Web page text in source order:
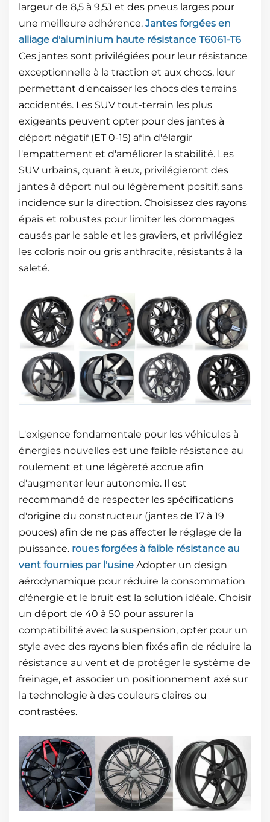
largeur de 8,5 à 9,5J et des pneus larges pour
une meilleure adhérence. Jantes forgées en
alliage d'aluminium haute résistance T6061-T6
Ces jantes sont privilégiées pour leur résistance
exceptionnelle à la traction et aux chocs, leur
permettant d'encaisser les chocs des terrains
accidentés. Les SUV tout-terrain les plus
exigeants peuvent opter pour des jantes à
déport négatif (ET 0-15) afin d'élargir
l'empattement et d'améliorer la stabilité. Les
SUV urbains, quant à eux, privilégieront des
jantes à déport nul ou légèrement positif, sans
incidence sur la direction. Choisissez des rayons
épais et robustes pour limiter les dommages
causés par le sable et les graviers, et privilégiez
les coloris noir ou gris anthracite, résistants à la
saleté.
L'exigence fondamentale pour les véhicules à
énergies nouvelles est une faible résistance au
roulement et une légèreté accrue afin
d'augmenter leur autonomie. Il est
recommandé de respecter les spécifications
d'origine du constructeur (jantes de 17 à 19
pouces) afin de ne pas affecter le réglage de la
puissance. roues forgées à faible résistance au
vent fournies par l'usine Adopter un design
aérodynamique pour réduire la consommation
d'énergie et le bruit est la solution idéale. Choisir
un déport de 40 à 50 pour assurer la
compatibilité avec la suspension, opter pour un
style avec des rayons bien fixés afin de réduire la
résistance au vent et de protéger le système de
freinage, et associer un positionnement axé sur
la technologie à des couleurs claires ou
contrastées.